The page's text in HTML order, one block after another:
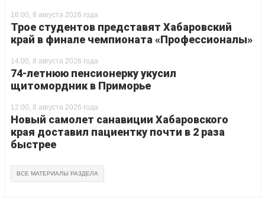
16:00, 8 августа 2026 года
Трое студентов представят Хабаровский
край в финале чемпионата «Профессионалы»
14:00, 8 августа 2026 года
74-летнюю пенсионерку укусил
щитомордник в Приморье
12:00, 8 августа 2026 года
Новый самолет санавиции Хабаровского
края доставил пациентку почти в 2 раза
быстрее
ВСЕ МАТЕРИАЛЫ РАЗДЕЛА